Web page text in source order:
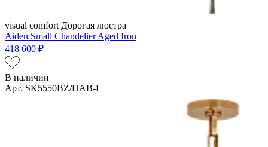
visual comfort Дорогая люстра
Aiden Small Chandelier Aged Iron
418 600 ₽
В наличии
Арт. SK5550BZ/HAB-L